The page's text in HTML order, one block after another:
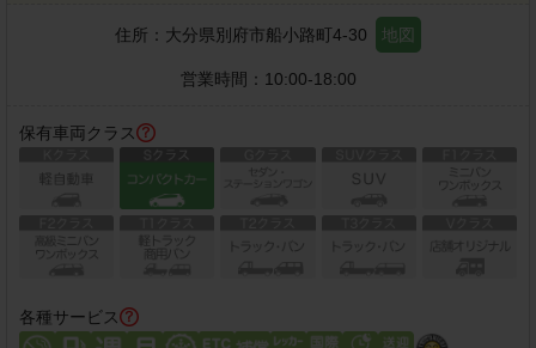
住所： 大分県別府市船小路町4-30 地図
営業時間： 10:00-18:00
保有車両クラス
各種サービス